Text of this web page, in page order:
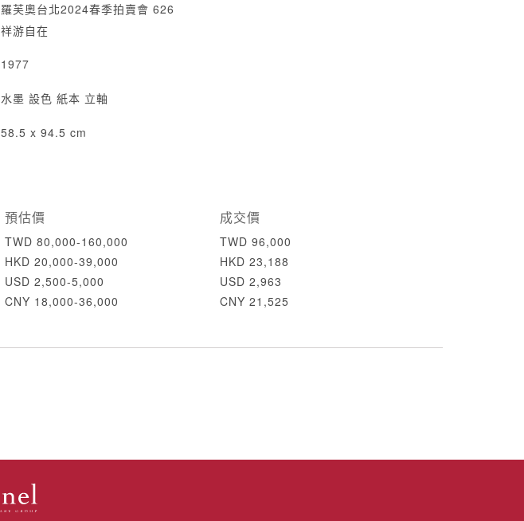
羅芙奧台北2024春季拍賣會 626
祥游自在
1977
水墨 設色 紙本 立軸
58.5 x 94.5 cm
預估價
TWD 80,000-160,000
HKD 20,000-39,000
USD 2,500-5,000
CNY 18,000-36,000
成交價
TWD 96,000
HKD 23,188
USD 2,963
CNY 21,525